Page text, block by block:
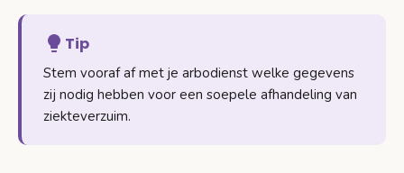
Tip
Stem vooraf af met je arbodienst welke gegevens
zij nodig hebben voor een soepele afhandeling van
ziekteverzuim.